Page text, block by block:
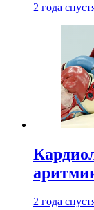
2 года
2 года